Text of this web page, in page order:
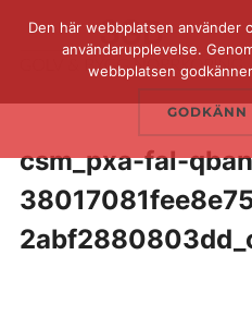
csm_pxa-fal-
Den här webbplatsen
användarupplevelse.
webbplatsen
GODKÄNN